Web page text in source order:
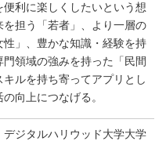
利に楽しくしたいという想
担う「若者」、より一層の
」、豊かな知識・経験を持
領域の強みを持った「民間
ルを持ち寄ってアプリとし
向上につなげる。
ジタルハリウッド大学大学